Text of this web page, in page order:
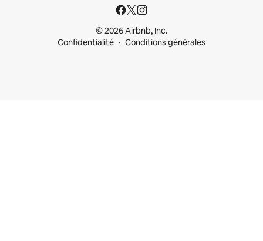
© 2026 Airbnb, Inc.
Confidentialité
Conditions générales